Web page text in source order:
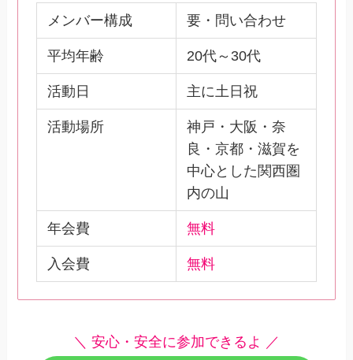
メンバー構成 要・問い合わせ
平均年齢 20代～30代
活動日 主に土日祝
活動場所
神戸・大阪・奈
良・京都・滋賀を
中心とした関西圏
内の山
年会費 無料
入会費 無料
＼ 安心・安全に参加できるよ ／